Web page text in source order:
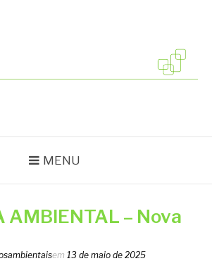
MENU
AMBIENTAL – Nova
em 13 de maio de 2025